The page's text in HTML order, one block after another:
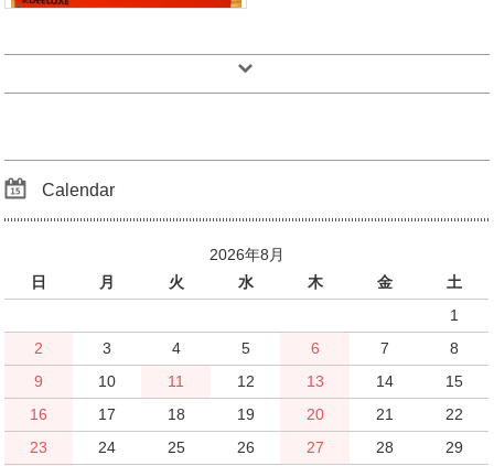
Calendar
2026年8月
日
月 火 水 木 金
土
1
2
3 4 5 6 7
8
9
10 11 12 13 14
15
16
17 18 19 20 21
22
23
24 25 26 27 28
29